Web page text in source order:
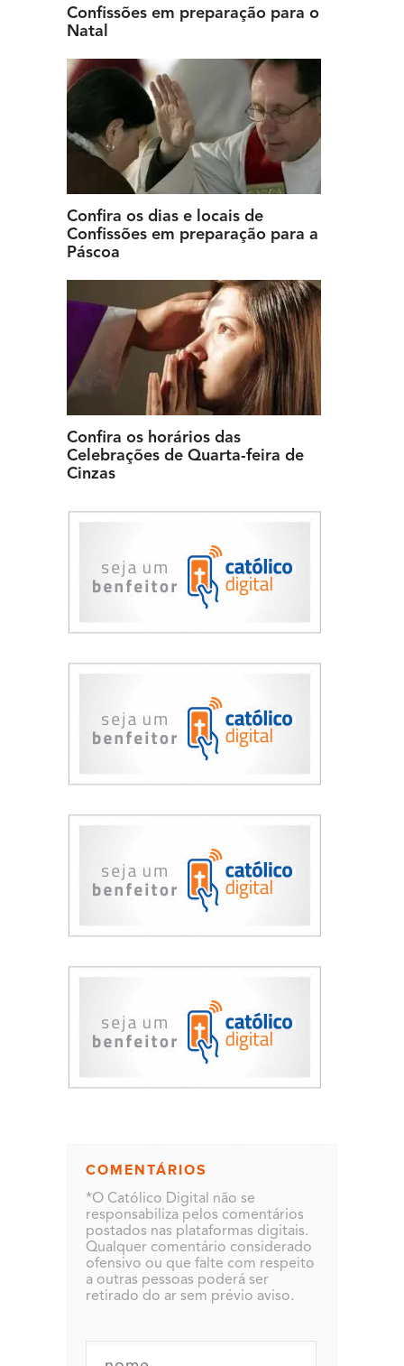
Confissões em preparação para o
Natal
Confira os dias e locais de
Confissões em preparação para a
Páscoa
Confira os horários das
Celebrações de Quarta-feira de
Cinzas
COMENTÁRIOS
*O Católico Digital não se
responsabiliza pelos comentários
postados nas plataformas digitais.
Qualquer comentário considerado
ofensivo ou que falte com respeito
a outras pessoas poderá ser
retirado do ar sem prévio aviso.